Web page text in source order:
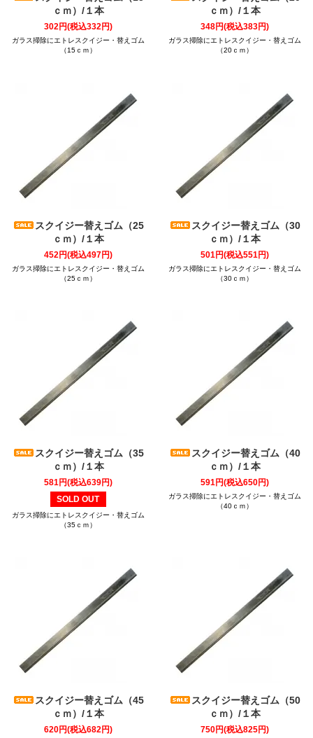
ｃｍ）/１本
302円(税込332円)
ガラス掃除にエトレスクイジー・替えゴム
（15ｃｍ）
ｃｍ）/１本
348円(税込383円)
ガラス掃除にエトレスクイジー・替えゴム
（20ｃｍ）
スクイジー替えゴム（25
ｃｍ）/１本
452円(税込497円)
ガラス掃除にエトレスクイジー・替えゴム
（25ｃｍ）
スクイジー替えゴム（30
ｃｍ）/１本
501円(税込551円)
ガラス掃除にエトレスクイジー・替えゴム
（30ｃｍ）
スクイジー替えゴム（35
ｃｍ）/１本
581円(税込639円)
SOLD OUT
ガラス掃除にエトレスクイジー・替えゴム
（35ｃｍ）
スクイジー替えゴム（40
ｃｍ）/１本
591円(税込650円)
ガラス掃除にエトレスクイジー・替えゴム
（40ｃｍ）
スクイジー替えゴム（45
ｃｍ）/１本
620円(税込682円)
スクイジー替えゴム（50
ｃｍ）/１本
750円(税込825円)